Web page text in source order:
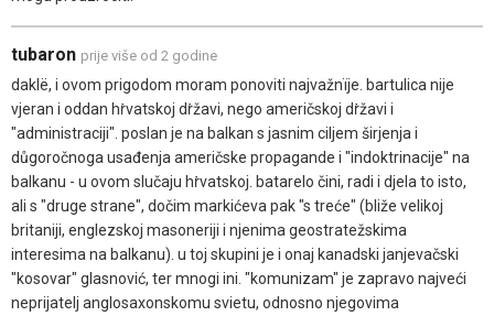
tubaron prije više od 2 godine
daklë, i ovom prigodom moram ponoviti najvažnïje. bartulica nije
vjeran i oddan hṙvatskoj dṙžavi, nego američskoj dṙžavi i
"administraciji". poslan je na balkan s jasnim ciljem širjenja i
důgoročnoga usađenja američske propagande i "indoktrinacije" na
balkanu - u ovom slučaju hṙvatskoj. batarelo čini, radi i djela to isto,
ali s "druge strane", dočim markićeva pak "s treće" (bliže velikoj
britaniji, englezskoj masoneriji i njenima geostratežskima
interesima na balkanu). u toj skupini je i onaj kanadski janjevačski
"kosovar" glasnović, ter mnogi ini. "komunizam" je zapravo najveći
neprijatelj anglosaxonskomu svietu, odnosno njegovima